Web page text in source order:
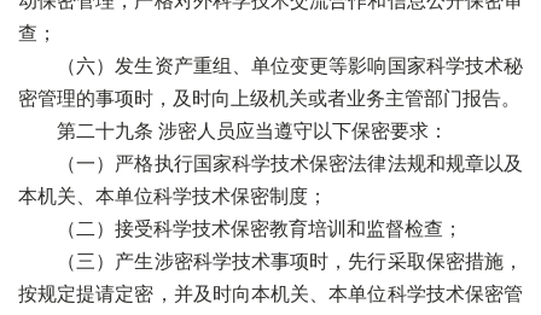
查；
（六）发生资产重组、单位变更等影响国家科学技术秘
密管理的事项时，及时向上级机关或者业务主管部门报告。
第二十九条 涉密人员应当遵守以下保密要求：
（一）严格执行国家科学技术保密法律法规和规章以及
本机关、本单位科学技术保密制度；
（二）接受科学技术保密教育培训和监督检查；
（三）产生涉密科学技术事项时，先行采取保密措施，
按规定提请定密，并及时向本机关、本单位科学技术保密管